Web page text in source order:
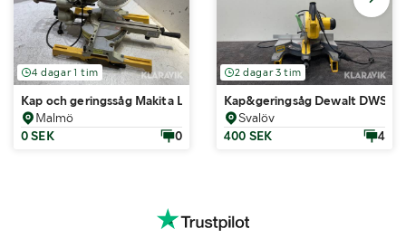
4 dagar 1 tim
Kap och geringssåg Makita LS0714
Malmö
0 SEK
0
2 dagar 3 tim
Kap&geringsåg Dewalt
Svalöv
400 SEK
4